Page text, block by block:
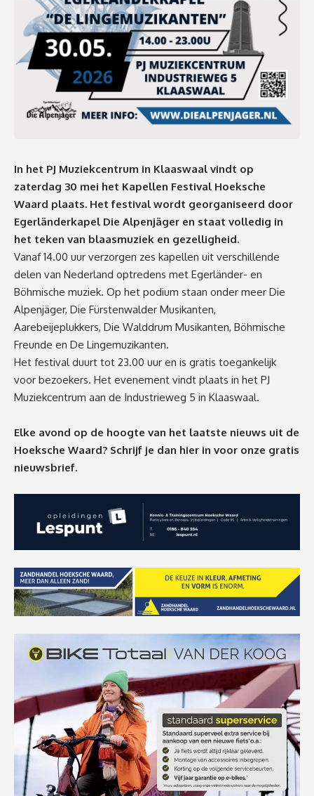
In het PJ Muziekcentrum in Klaaswaal vindt op
zaterdag 30 mei het Kapellen Festival Hoeksche
Waard plaats. Het festival wordt georganiseerd door
Egerländerkapel Die Alpenjäger en staat volledig in
het teken van blaasmuziek en gezelligheid.
Vanaf 14.00 uur verzorgen zes kapellen uit verschillende
delen van Nederland optredens met Egerländer- en
Böhmische muziek. Op het podium staan onder meer Die
Alpenjäger, Die Fürstenwalder Musikanten,
Aarebeijeplukkers, Die Walddrum Musikanten, Böhmische
Freunde en De Lingemuzikanten.
Het festival duurt tot 23.00 uur en is gratis toegankelijk
voor bezoekers. Het evenement vindt plaats in het PJ
Muziekcentrum aan de Industrieweg 5 in Klaaswaal.
Elke avond op de hoogte van het laatste nieuws uit de
Hoeksche Waard? Schrijf je dan hier in voor onze gratis
nieuwsbrief.